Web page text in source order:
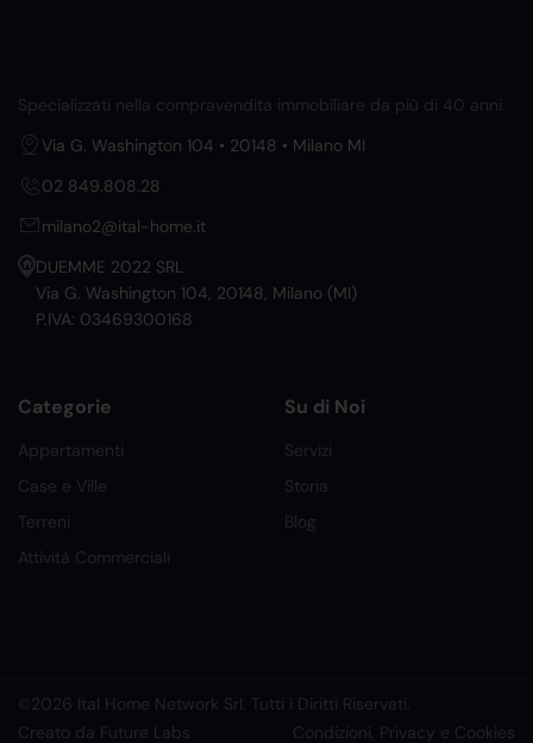
Specializzati nella compravendita immobiliare da più di 40 anni.
Via G. Washington 104 • 20148 • Milano MI
02 849.808.28
milano2@ital-home.it
DUEMME 2022 SRL
Via G. Washington 104, 20148, Milano (MI)
P.IVA: 03469300168
Categorie
Appartamenti
Case e Ville
Terreni
Attività Commerciali
Su di Noi
Servizi
Storia
Blog
©2026 Ital Home Network Srl. Tutti i Diritti Riservati.
Creato da Future Labs
Condizioni, Privacy e Cookies